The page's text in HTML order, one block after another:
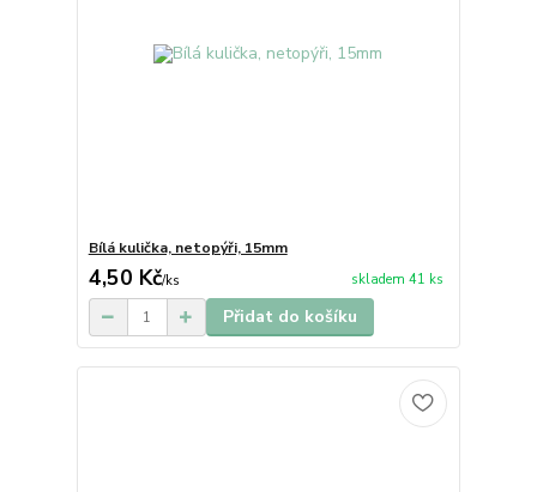
Bílá kulička, netopýři, 15mm
4,50 Kč/ks skladem 41 ks
Přidat do košíku